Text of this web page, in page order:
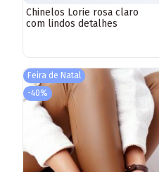
Chinelos Lorie rosa claro
com lindos detalhes
Feira de Natal
-40%